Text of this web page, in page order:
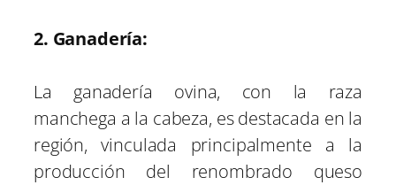
2. Ganadería:
La ganadería ovina, con la raza
manchega a la cabeza, es destacada en la
región, vinculada principalmente a la
producción del renombrado queso